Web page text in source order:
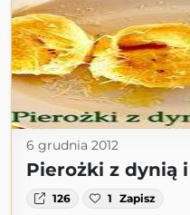
6 grudnia 2012
Pierożki z dynią
126 1 Zapisz